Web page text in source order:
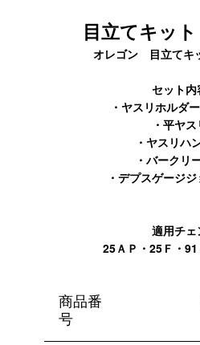
目立てキッ
オレゴン 目立てキ
セット内
・ヤスリホルダ
・平ヤス
・ヤスリハ
・バークリ
・デプスゲージ
適用チェ
25ＡＰ・25Ｆ・
商品番
号